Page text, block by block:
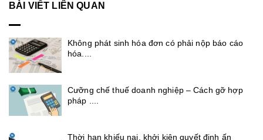
BÀI VIẾT LIÊN QUAN
Không phát sinh hóa đơn có phải nộp báo cáo
hóa....
Cưỡng chế thuế doanh nghiệp – Cách gỡ hợp
pháp ....
Thời hạn khiếu nại, khởi kiện quyết định ấn